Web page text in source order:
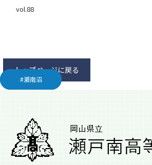
#瀬南沼
#瀬南沼
vol.88
#瀬南沼
トップページに戻る